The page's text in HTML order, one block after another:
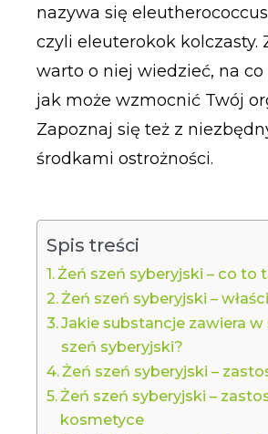
nazywa się
czyli eleuterokok kolczasty.
warto o niej wiedzieć, na
jak może wzmocnić Twój
Zapoznaj się też z
środkami ostrożności.
Spis treści
Żeń szeń syberyjski – co to
Żeń szeń syberyjski –
Jakie substancje zawiera w
szeń syberyjski?
Żeń szeń syberyjski –
Żeń szeń syberyjski –
kosmetyce